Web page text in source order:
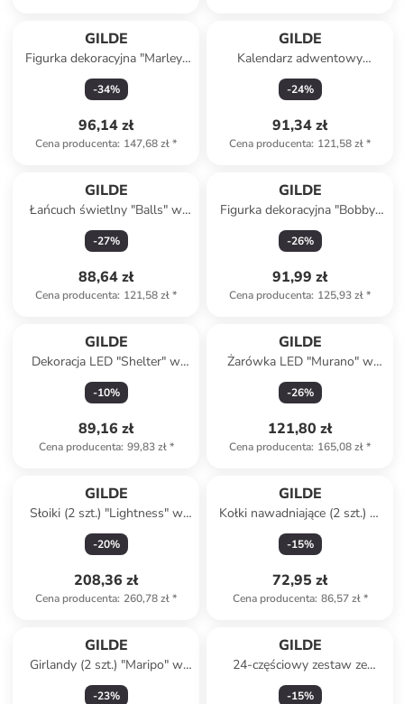
GILDE
Figurka dekoracyjna "Marley"
w kolorze białym - 16,5 x 21,5
x 12 cm
-34%
96,14 zł
Cena producenta: 147,68 zł*
GILDE
Kalendarz adwentowy
"Abeto" w kolorze czarnym -
25 x 45 x 0,20 cm
-24%
91,34 zł
Cena producenta: 121,58 zł*
GILDE
Łańcuch świetlny "Balls" w
kolorze złoto-srebrno-białym
- dł. 120 cm
-27%
88,64 zł
Cena producenta: 121,58 zł*
GILDE
Figurka dekoracyjna "Bobby"
w kolorze kremowo-
brązowym - 11 x 20 x 9 cm
-26%
91,99 zł
Cena producenta: 125,93 zł*
GILDE
Dekoracja LED "Shelter" w
kolorze czarnym - wys. 36 cm
-10%
89,16 zł
Cena producenta: 99,83 zł*
GILDE
Żarówka LED "Murano" w
kolorze pomarańczowym - 10
x 19 x 6,5 cm
-26%
121,80 zł
Cena producenta: 165,08 zł*
GILDE
Słoiki (2 szt.) "Lightness" w
kolorze pomarańczowym -
wys. 18 x Ø 13 cm
-20%
208,36 zł
Cena producenta: 260,78 zł*
GILDE
Kołki nawadniające (2 szt.) w
kolorze zielono-beżowym -
6,5 x 17 x 6 cm
-15%
72,95 zł
Cena producenta: 86,57 zł*
GILDE
Girlandy (2 szt.) "Maripo" w
kolorze beżowym - dł. 75 cm
-23%
GILDE
24-częściowy zestaw ze
wzorem - 9 x 15 x 3,5 cm
-15%